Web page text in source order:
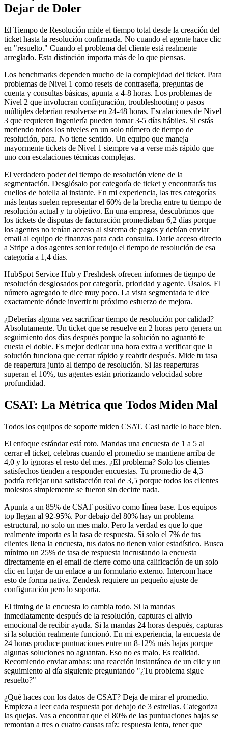
Dejar de Doler
El Tiempo de Resolución mide el tiempo total desde la creación del
ticket hasta la resolución confirmada. No cuando el agente hace clic
en "resuelto." Cuando el problema del cliente está realmente
arreglado. Esta distinción importa más de lo que piensas.
Los benchmarks dependen mucho de la complejidad del ticket. Para
problemas de Nivel 1 como resets de contraseña, preguntas de
cuenta y consultas básicas, apunta a 4-8 horas. Los problemas de
Nivel 2 que involucran configuración, troubleshooting o pasos
múltiples deberían resolverse en 24-48 horas. Escalaciones de Nivel
3 que requieren ingeniería pueden tomar 3-5 días hábiles. Si estás
metiendo todos los niveles en un solo número de tiempo de
resolución, para. No tiene sentido. Un equipo que maneja
mayormente tickets de Nivel 1 siempre va a verse más rápido que
uno con escalaciones técnicas complejas.
El verdadero poder del tiempo de resolución viene de la
segmentación. Desglósalo por categoría de ticket y encontrarás tus
cuellos de botella al instante. En mi experiencia, las tres categorías
más lentas suelen representar el 60% de la brecha entre tu tiempo de
resolución actual y tu objetivo. En una empresa, descubrimos que
los tickets de disputas de facturación promediaban 6,2 días porque
los agentes no tenían acceso al sistema de pagos y debían enviar
email al equipo de finanzas para cada consulta. Darle acceso directo
a Stripe a dos agentes senior redujo el tiempo de resolución de esa
categoría a 1,4 días.
HubSpot Service Hub y Freshdesk ofrecen informes de tiempo de
resolución desglosados por categoría, prioridad y agente. Úsalos. El
número agregado te dice muy poco. La vista segmentada te dice
exactamente dónde invertir tu próximo esfuerzo de mejora.
¿Deberías alguna vez sacrificar tiempo de resolución por calidad?
Absolutamente. Un ticket que se resuelve en 2 horas pero genera un
seguimiento dos días después porque la solución no aguantó te
cuesta el doble. Es mejor dedicar una hora extra a verificar que la
solución funciona que cerrar rápido y reabrir después. Mide tu tasa
de reapertura junto al tiempo de resolución. Si las reaperturas
superan el 10%, tus agentes están priorizando velocidad sobre
profundidad.
CSAT: La Métrica que Todos Miden Mal
Todos los equipos de soporte miden CSAT. Casi nadie lo hace bien.
El enfoque estándar está roto. Mandas una encuesta de 1 a 5 al
cerrar el ticket, celebras cuando el promedio se mantiene arriba de
4,0 y lo ignoras el resto del mes. ¿El problema? Solo los clientes
satisfechos tienden a responder encuestas. Tu promedio de 4,3
podría reflejar una satisfacción real de 3,5 porque todos los clientes
molestos simplemente se fueron sin decirte nada.
Apunta a un 85% de CSAT positivo como línea base. Los equipos
top llegan al 92-95%. Por debajo del 80% hay un problema
estructural, no solo un mes malo. Pero la verdad es que lo que
realmente importa es la tasa de respuesta. Si solo el 7% de tus
clientes llena la encuesta, tus datos no tienen valor estadístico. Busca
mínimo un 25% de tasa de respuesta incrustando la encuesta
directamente en el email de cierre como una calificación de un solo
clic en lugar de un enlace a un formulario externo. Intercom hace
esto de forma nativa. Zendesk requiere un pequeño ajuste de
configuración pero lo soporta.
El timing de la encuesta lo cambia todo. Si la mandas
inmediatamente después de la resolución, capturas el alivio
emocional de recibir ayuda. Si la mandas 24 horas después, capturas
si la solución realmente funcionó. En mi experiencia, la encuesta de
24 horas produce puntuaciones entre un 8-12% más bajas porque
algunas soluciones no aguantan. Eso no es malo. Es realidad.
Recomiendo enviar ambas: una reacción instantánea de un clic y un
seguimiento al día siguiente preguntando "¿Tu problema sigue
resuelto?"
¿Qué haces con los datos de CSAT? Deja de mirar el promedio.
Empieza a leer cada respuesta por debajo de 3 estrellas. Categoriza
las quejas. Vas a encontrar que el 80% de las puntuaciones bajas se
remontan a tres o cuatro causas raíz: respuesta lenta, tener que